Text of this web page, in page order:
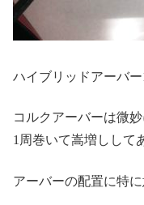
ハイブリッドアーバー
コルクアーバーは微
1周巻いて嵩増しして
アーバーの配置に特に